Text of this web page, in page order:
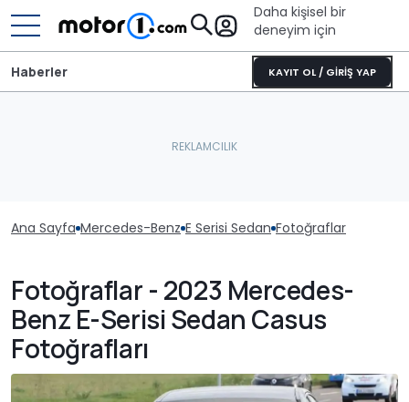
Daha kişisel bir
deneyim için
KAYIT OL / GİRİŞ YAP
Haberler
Ana Sayfa Mercedes-Benz E Serisi Sedan Fotoğraflar
Fotoğraflar - 2023 Mercedes-
Benz E-Serisi Sedan Casus
Fotoğrafları